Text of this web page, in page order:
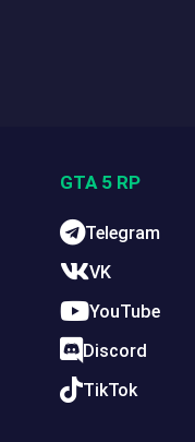
GTA 5 RP
Telegram
VK
YouTube
Discord
TikTok